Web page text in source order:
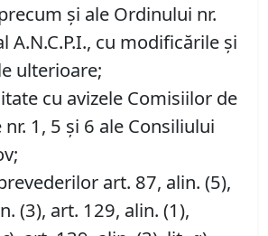
și ale Ordinului nr.
A.N.C.P.I., cu modificările și
ulterioare;
cu avizele Comisiilor de
1, 5 și 6 ale Consiliului
art. 87, alin. (5),
(3), art. 129, alin. (1),